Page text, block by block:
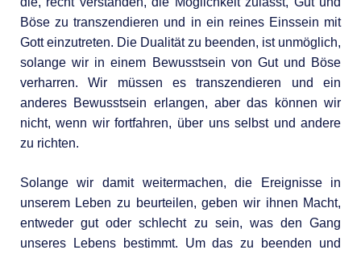
Böse zu transzendieren und in ein reines Einssein mit
Gott einzutreten. Die Dualität zu beenden, ist unmöglich,
solange wir in einem Bewusstsein von Gut und Böse
verharren. Wir müssen es transzendieren und ein
anderes Bewusstsein erlangen, aber das können wir
nicht, wenn wir fortfahren, über uns selbst und andere
zu richten.
Solange wir damit weitermachen, die Ereignisse in
unserem Leben zu beurteilen, geben wir ihnen Macht,
entweder gut oder schlecht zu sein, was den Gang
unseres Lebens bestimmt. Um das zu beenden und